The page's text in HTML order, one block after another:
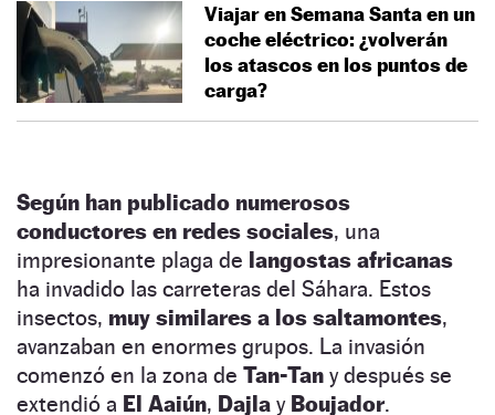
Viajar en Semana Santa en un
coche eléctrico: ¿volverán
los atascos en los puntos de
carga?
Según han publicado numerosos
conductores en redes sociales, una
impresionante plaga de langostas africanas
ha invadido las carreteras del Sáhara. Estos
insectos, muy similares a los saltamontes,
avanzaban en enormes grupos. La invasión
comenzó en la zona de Tan-Tan y después se
extendió a El Aaiún, Dajla y Boujador.